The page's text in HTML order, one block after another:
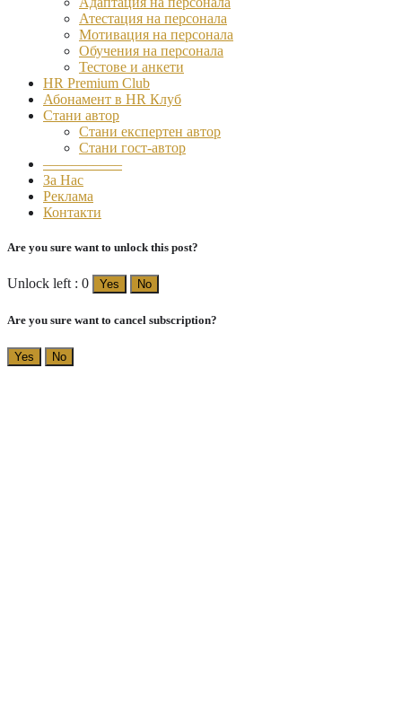
Атестация на персонала
Мотивация на персонала
Обучения на персонала
Тестове и анкети
HR Premium Club
Абонамент в HR Клуб
Стани автор
Стани експертен автор
Стани гост-автор
–––––––––––
За Нас
Реклама
Контакти
Are you sure want to unlock this post?
Unlock left : 0 Yes No
Are you sure want to cancel subscription?
Yes No